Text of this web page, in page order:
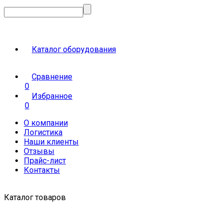
Каталог оборудования
Сравнение
0
Избранное
0
О компании
Логистика
Наши клиенты
Отзывы
Прайс-лист
Контакты
Каталог товаров